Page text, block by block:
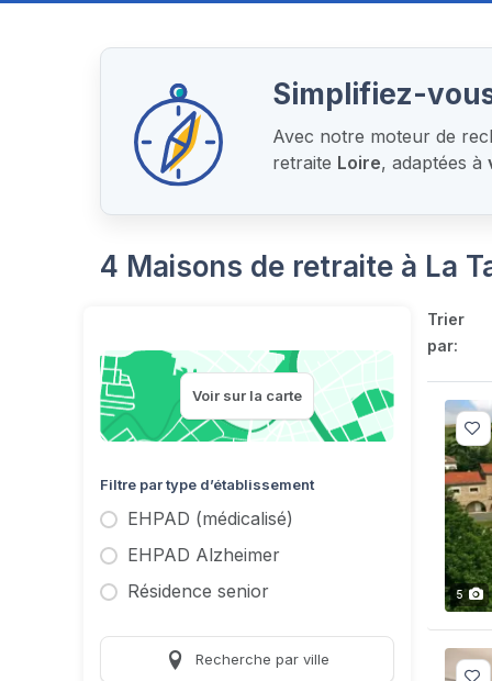
Simplifiez-
Avec notre moteur de
retraite Loire, adaptées à
4 Maisons de retraite à La
Voir sur la carte
Filtre par type d’établissement
EHPAD (médicalisé)
EHPAD Alzheimer
Résidence senior
Recherche par ville
Trier
par:
5